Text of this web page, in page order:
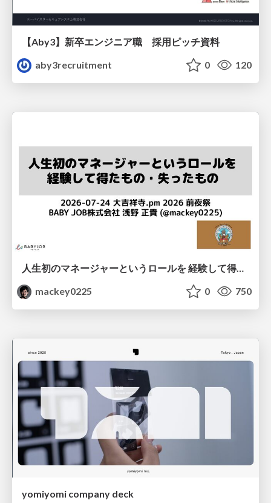
【Aby3】新卒エンジニア職 採用ピッチ資料
aby3recruitment
0 120
人生初のマネージャーというロールを 経験して得たもの・失ったもの / Reflections on My First Manager Role
mackey0225
0 750
yomiyomi company deck